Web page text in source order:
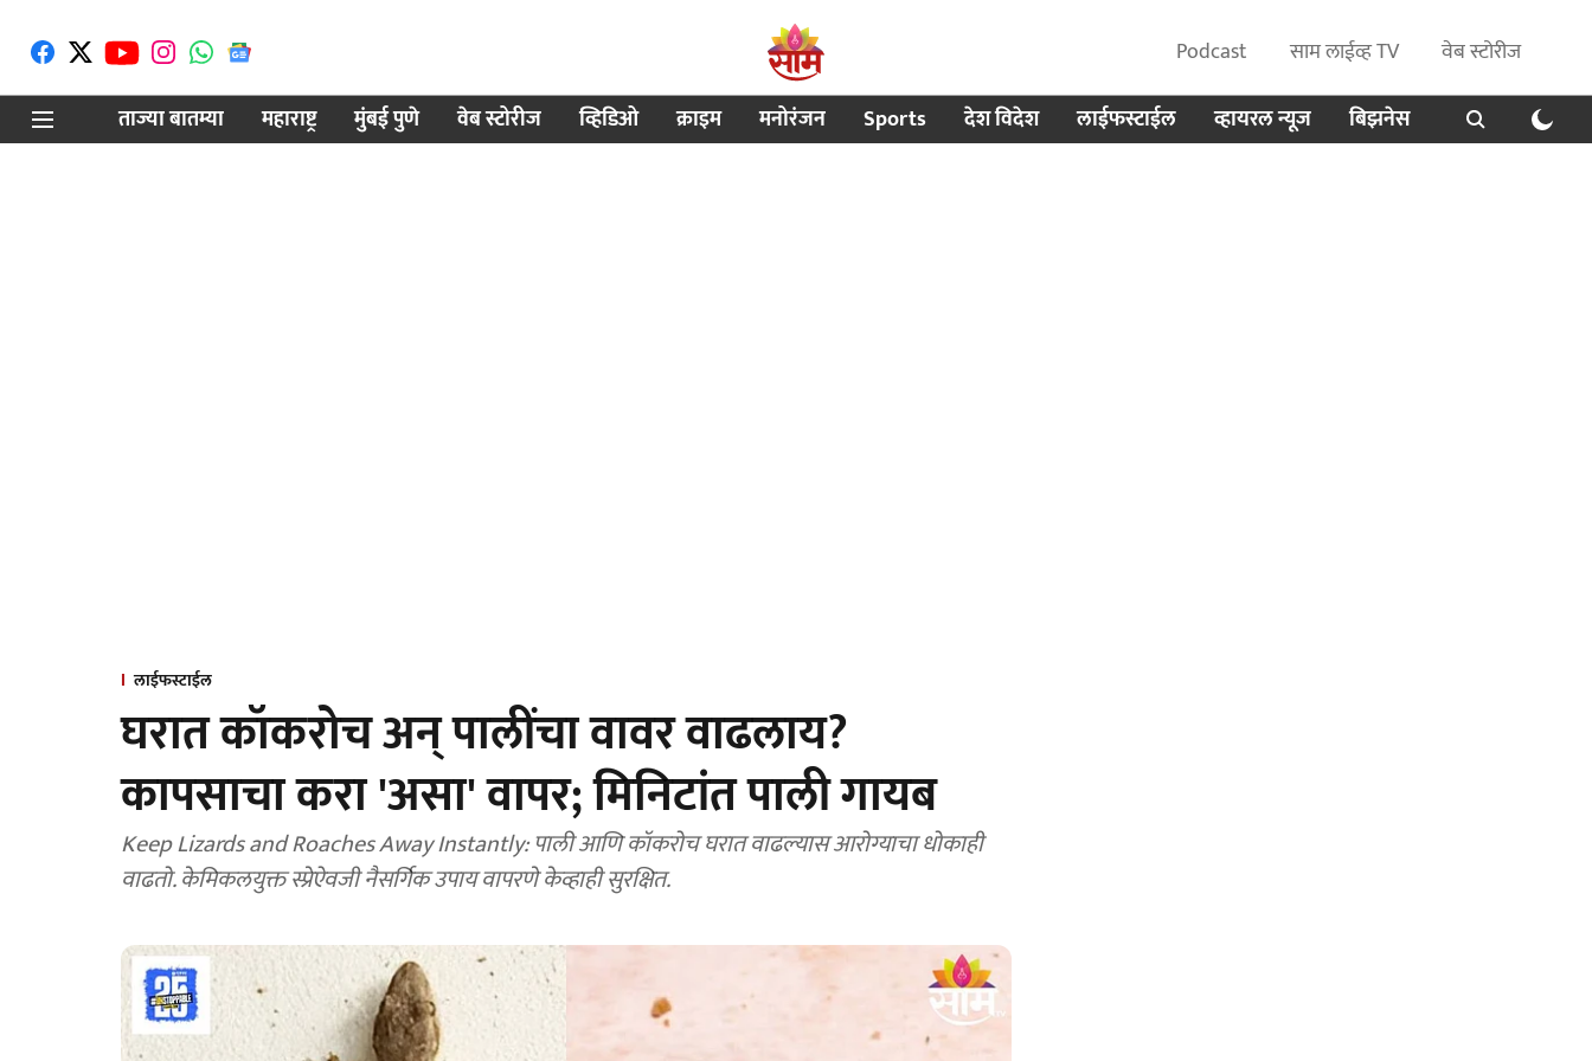
Podcast साम लाईव्ह TV
वेब स्टोरीज
ताज्या बातम्या
महाराष्ट्र मुंबई पुणे वेब स्टोरीज व्हिडिओ क्राइम मनोरंजन Sports देश विदेश लाईफस्टाईल व्हायरल न्यूज बिझनेस
लाईफस्टाईल
घरात कॉकरोच अन् पालींचा वावर वाढलाय?
कापसाचा करा 'असा' वापर; मिनिटांत पाली गायब
Keep Lizards and Roaches Away Instantly: पाली आणि कॉकरोच घरात वाढल्यास आरोग्याचा धोकाही
वाढतो. केमिकलयुक्त स्प्रेऐवजी नैसर्गिक उपाय वापरणे केव्हाही सुरक्षित.